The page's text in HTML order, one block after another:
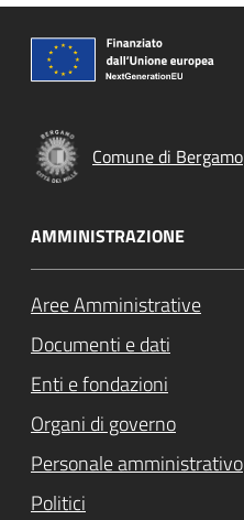
Comune di Bergamo
AMMINISTRAZIONE
Aree Amministrative
Documenti e dati
Enti e fondazioni
Organi di governo
Personale amministrativo
Politici